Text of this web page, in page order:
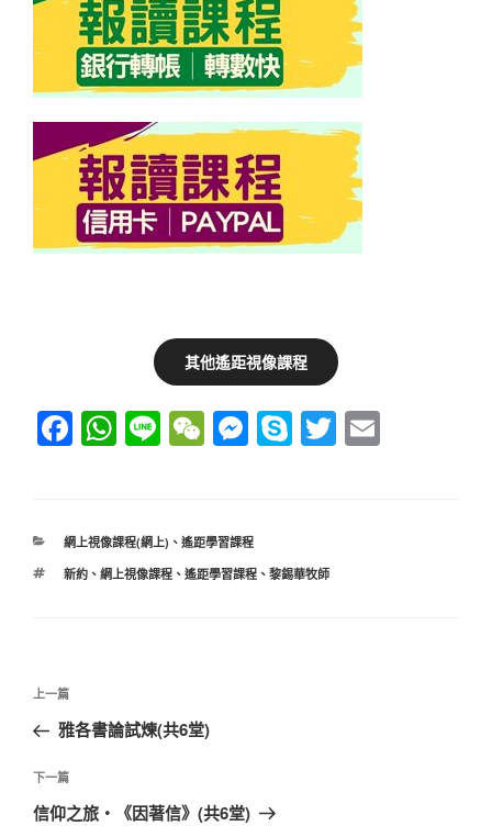
其他遙距視像課程
F
e
b
W
s
A
Li W
h
at
M
e
n
S T
分
網上視像課程(網上) 、 遙距學習課程
標
新約、 網上視像課程、 遙距學習課程、 黎錫華牧師
文
導
覽
上
一
文
章
上一篇
雅各書論試煉(共6堂)
下
一
下一篇
信仰之旅‧《因著信》(共6堂)